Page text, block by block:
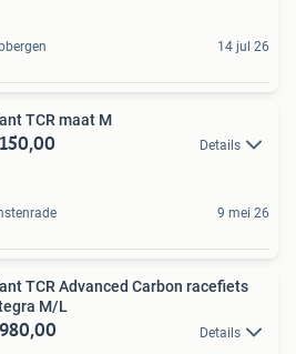
14 jul 26
TCR maat M
Details
9 mei 26
TCR Advanced Carbon racefiets
M/L
Details